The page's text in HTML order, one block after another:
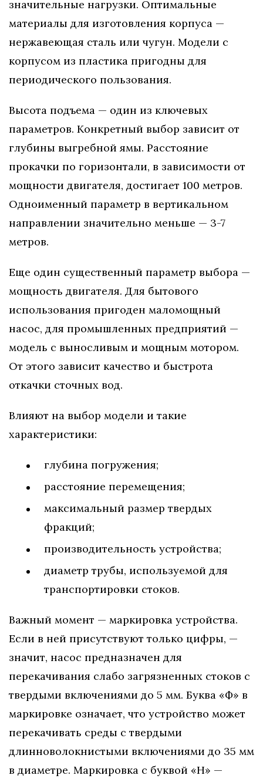
значительные нагрузки. Оптимальные
материалы для изготовления корпуса —
нержавеющая сталь или чугун. Модели с
корпусом из пластика пригодны для
периодического пользования.
Высота подъема — один из ключевых
параметров. Конкретный выбор зависит от
глубины выгребной ямы. Расстояние
прокачки по горизонтали, в зависимости от
мощности двигателя, достигает 100 метров.
Одноименный параметр в вертикальном
направлении значительно меньше — 3-7
метров.
Еще один существенный параметр выбора —
мощность двигателя. Для бытового
использования пригоден маломощный
насос, для промышленных предприятий —
модель с выносливым и мощным мотором.
От этого зависит качество и быстрота
откачки сточных вод.
Влияют на выбор модели и такие
характеристики:
глубина погружения;
расстояние перемещения;
максимальный размер твердых
фракций;
производительность устройства;
диаметр трубы, используемой для
транспортировки стоков.
Важный момент — маркировка устройства.
Если в ней присутствуют только цифры, —
значит, насос предназначен для
перекачивания слабо загрязненных стоков с
твердыми включениями до 5 мм. Буква «Ф» в
маркировке означает, что устройство может
перекачивать среды с твердыми
длинноволокнистыми включениями до 35 мм
в диаметре. Маркировка с буквой «Н» —